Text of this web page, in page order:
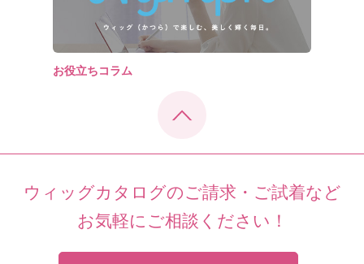
お役立ちコラム
ウィッグカタログのご請求・ご試着など
お気軽にご相談ください！